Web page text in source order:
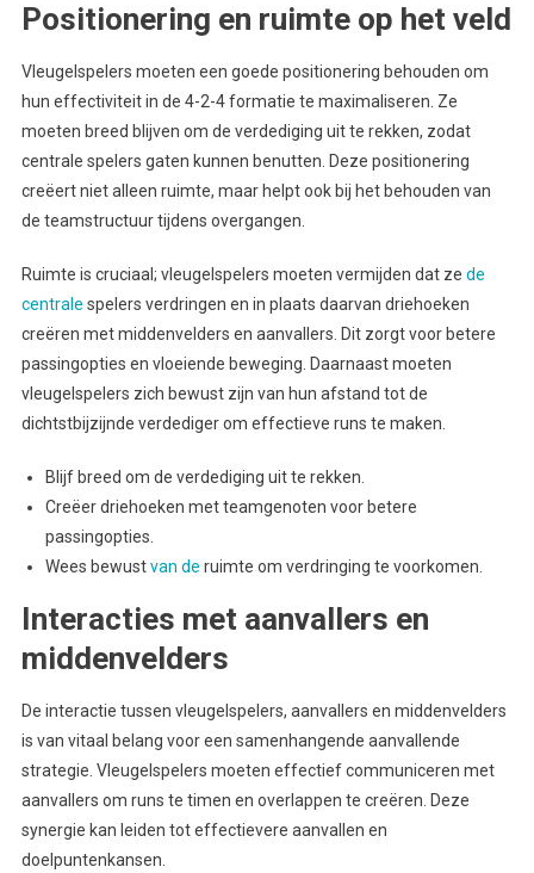
Positionering en ruimte op het veld
Vleugelspelers moeten een goede positionering behouden om
hun effectiviteit in de 4-2-4 formatie te maximaliseren. Ze
moeten breed blijven om de verdediging uit te rekken, zodat
centrale spelers gaten kunnen benutten. Deze positionering
creëert niet alleen ruimte, maar helpt ook bij het behouden van
de teamstructuur tijdens overgangen.
Ruimte is cruciaal; vleugelspelers moeten vermijden dat ze de
centrale spelers verdringen en in plaats daarvan driehoeken
creëren met middenvelders en aanvallers. Dit zorgt voor betere
passingopties en vloeiende beweging. Daarnaast moeten
vleugelspelers zich bewust zijn van hun afstand tot de
dichtstbijzijnde verdediger om effectieve runs te maken.
Blijf breed om de verdediging uit te rekken.
Creëer driehoeken met teamgenoten voor betere
passingopties.
Wees bewustvan de ruimte om verdringing te voorkomen.
Interacties met aanvallers en
middenvelders
De interactie tussen vleugelspelers, aanvallers en middenvelders
is van vitaal belang voor een samenhangende aanvallende
strategie. Vleugelspelers moeten effectief communiceren met
aanvallers om runs te timen en overlappen te creëren. Deze
synergie kan leiden tot effectievere aanvallen en
doelpuntenkansen.